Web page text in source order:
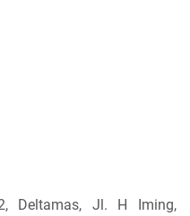
Deltamas, Jl. H Iming,